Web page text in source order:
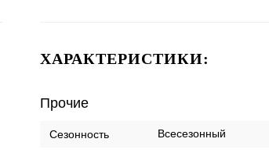
ХАРАКТЕРИСТИКИ:
Прочие
Сезонность Всесезонный